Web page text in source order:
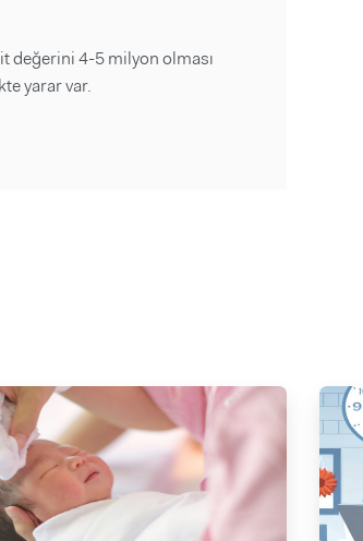
değerini 4-5 milyon olması
yarar var.